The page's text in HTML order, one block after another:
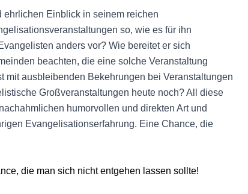
Einblick in seinem reichen
so, wie es für ihn
anders vor? Wie bereitet er sich
beachten, die eine solche Veranstaltung
ausbleibenden Bekehrungen bei Veranstaltungen
Großveranstaltungen heute noch? All diese
humorvollen und direkten Art und
Evangelisationserfahrung. Eine Chance, die
die man sich nicht entgehen lassen sollte!